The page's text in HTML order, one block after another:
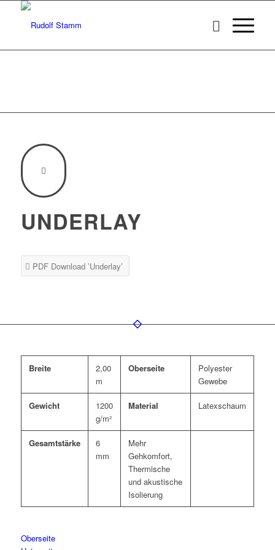
UNDERLAY
PDF Download ’Underlay’
Breite
2,00
m
Oberseite
Polyester
Gewebe
Gewicht
1200
g/m²
Material Latexschaum
Gesamtstärke
6
mm
Mehr
Gehkomfort,
Thermische
und akustische
Isolierung
Oberseite